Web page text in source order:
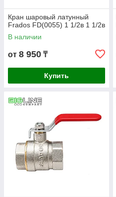
Кран шаровый латунный
Frados FD(0055) 1 1/2в 1 1/2в
В наличии
от 8 950 ₸
Купить